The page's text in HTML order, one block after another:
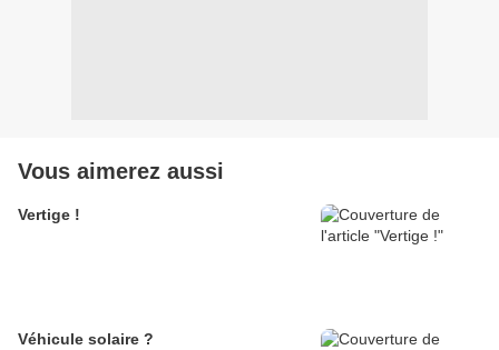
Vous aimerez aussi
Vertige !
Véhicule solaire ?